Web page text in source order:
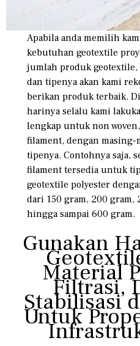
Apabila anda memilih
kebutuhan geotextile
jumlah produk
dan tipenya akan kami
berikan produk terbaik.
harinya selalu kami
lengkap untuk non
filament, dengan masing-
tipenya. Contohnya saja,
filament tersedia untuk
geotextile polyester
dari 150 gram, 200 gram,
hingga sampai 600 gram.
Gunakan
Material
Filtrasi,
Stabilisasi
Untuk